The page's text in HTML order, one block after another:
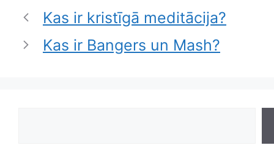
Kas ir kristīgā meditācija?
Kas ir Bangers un Mash?